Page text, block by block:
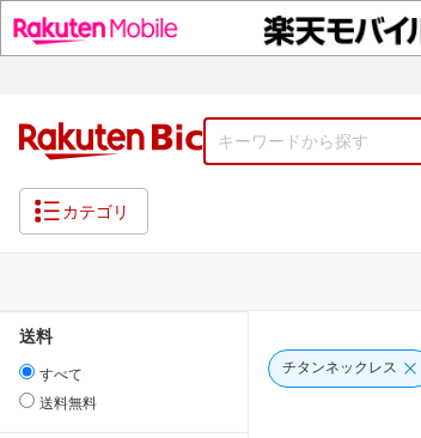
カテゴリ
送料
すべて
送料無料
チタンネックレス